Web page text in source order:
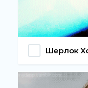
Шерлок